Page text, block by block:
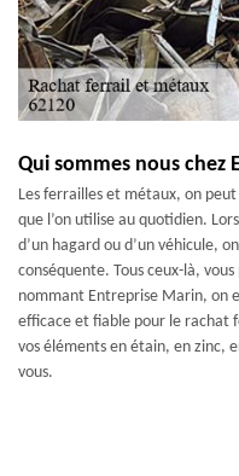
Qui sommes nous chez
Les ferrailles et métaux, on
que l’on utilise au quotidien.
d’un hagard ou d’un véhicule,
conséquente. Tous ceux-là,
nommant Entreprise Marin, on
efficace et fiable pour le rachat
vos éléments en étain, en zinc,
vous.